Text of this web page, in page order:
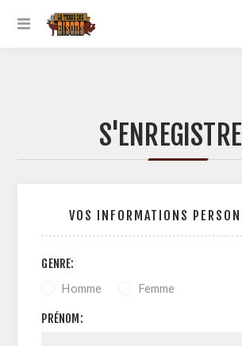
VOS INFORMATIONS
GENRE:
Homme Femme
PRÉNOM: